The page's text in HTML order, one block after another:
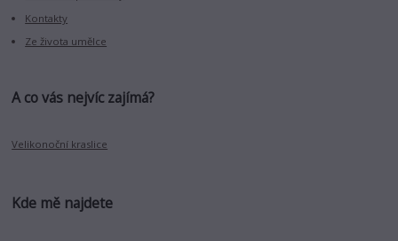
Kontakty
Ze života umělce
A co vás nejvíc zajímá?
Velikonoční kraslice
Kde mě najdete